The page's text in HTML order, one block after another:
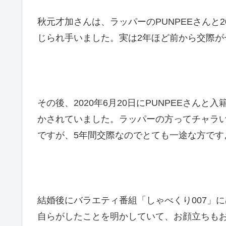
秋元才加さんは、ラッパーのPUNPEEさん
じられ手いました。実は2年ほど前から交際
その後、2020年6月20日にPUNPEEさんと入
かされていました。ラッパーの方ってチャラ
ですが、5年間交際なのでとても一途な方で
結婚後にバラエティ番組「しゃべくり007」
自らがしたことを明かしていて、お顔立ちも